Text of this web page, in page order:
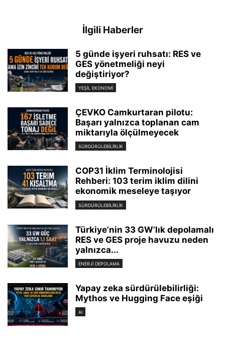
İlgili Haberler
5 günde işyeri ruhsatı: RES ve
GES yönetmeliği neyi
değiştiriyor?
YEŞIL EKONOMI
ÇEVKO Camkurtaran pilotu:
Başarı yalnızca toplanan cam
miktarıyla ölçülmeyecek
SÜRDÜRÜLEBILIRLIK
COP31 İklim Terminolojisi
Rehberi: 103 terim iklim dilini
ekonomik meseleye taşıyor
SÜRDÜRÜLEBILIRLIK
Türkiye’nin 33 GW’lık depolamalı
RES ve GES proje havuzu neden
yalnızca...
ENERJI DEPOLAMA
Yapay zeka sürdürülebilirliği:
Mythos ve Hugging Face eşiği
AI